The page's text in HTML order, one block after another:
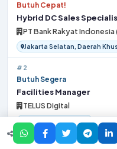
Butuh Cepat!
Hybrid DC Sales
PT Bank Rakyat Indonesia
Jakarta Selatan, Daerah
#2
Butuh Segera
Facilities Manager
TELUS Digital
#3